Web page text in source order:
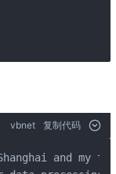
vbnet 复制代码
and my